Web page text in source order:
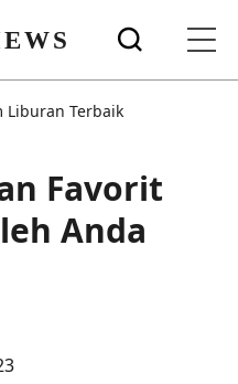
Liburan Terbaik
Favorit
Anda